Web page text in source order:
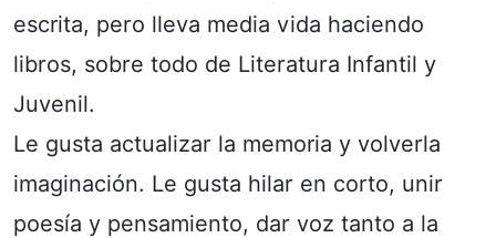
escrita, pero lleva media vida haciendo
libros, sobre todo de Literatura Infantil y
Juvenil.
Le gusta actualizar la memoria y volverla
imaginación. Le gusta hilar en corto, unir
poesía y pensamiento, dar voz tanto a la